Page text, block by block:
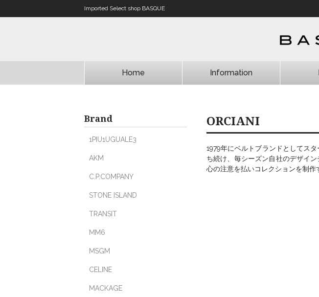
Imported Select shop BASQUE
Home Information
ORCIANI
1979年にベルトブランドとしてス
ち続け、毎シーズン自社のデザイ
心の注意を払いコレクションを制作
Brand
1PIU1UGUALE3
AKM
C.P.COMPANY
STONE ISLAND
TRANSIT
MM6
MSGM
CELINE
MACKAGE